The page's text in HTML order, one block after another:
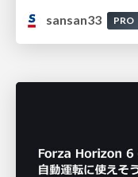
sansan33 PRO